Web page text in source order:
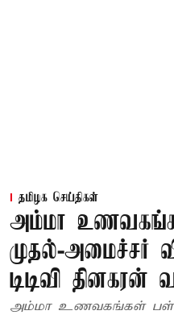
தமிழக செய்திகள்
அம்மா
முதல்-அமைச்சர்
டிடிவி தினகரன்
அம்மா உணவகங்கள்